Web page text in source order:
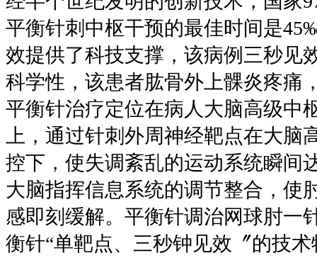
平衡针刺中枢干预的最佳时间是
效提供了科技支撑，该病例三秒见
科学性，该患者肱骨外上髁炎疼痛
平衡针治疗定位在病人大脑高级中
上，通过针刺外周神经靶点在大脑
控下，使失调紊乱的运动系统瞬间
大脑指挥信息系统的调节整合，使
感即刻缓解。平衡针调治网球肘一
衡针“单靶点、三秒钟见效〞的技